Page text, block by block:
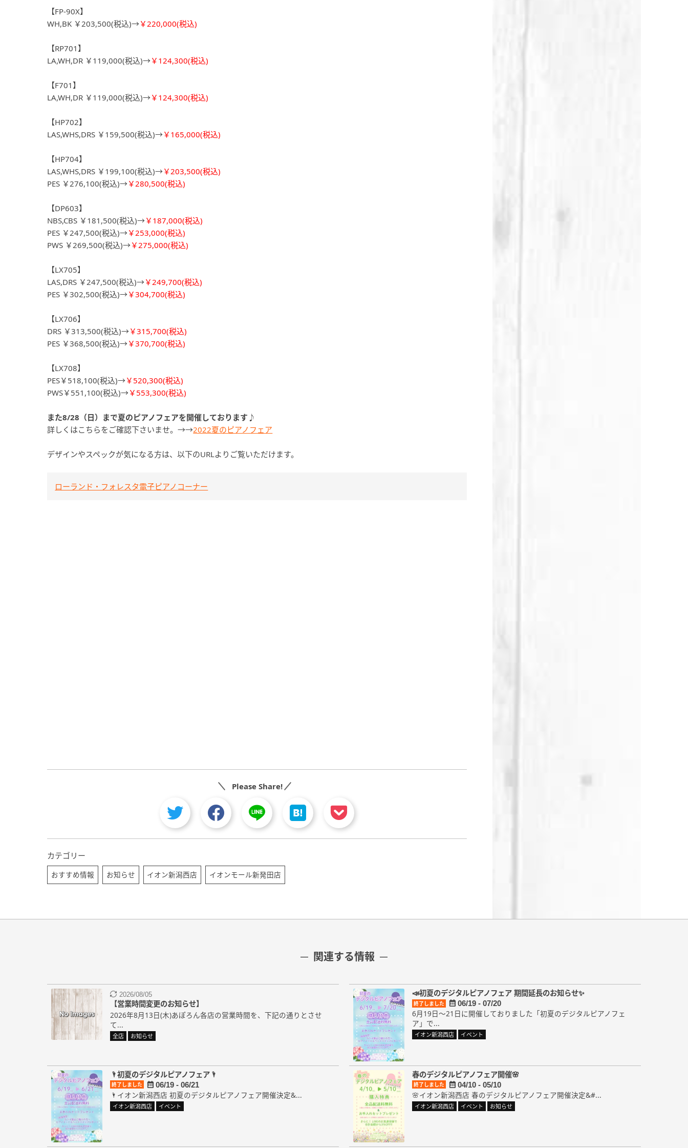
【FP-90X】
WH,BK ￥203,500(税込)→￥220,000(税込)
【RP701】
LA,WH,DR ￥119,000(税込)→￥124,300(税込)
【F701】
LA,WH,DR ￥119,000(税込)→￥124,300(税込)
【HP702】
LAS,WHS,DRS ￥159,500(税込)→￥165,000(税込)
【HP704】
LAS,WHS,DRS ￥199,100(税込)→￥203,500(税込)
PES ￥276,100(税込)→￥280,500(税込)
【DP603】
NBS,CBS ￥181,500(税込)→￥187,000(税込)
PES ￥247,500(税込)→￥253,000(税込)
PWS ￥269,500(税込)→￥275,000(税込)
【LX705】
LAS,DRS ￥247,500(税込)→￥249,700(税込)
PES ￥302,500(税込)→￥304,700(税込)
【LX706】
DRS ￥313,500(税込)→￥315,700(税込)
PES ￥368,500(税込)→￥370,700(税込)
【LX708】
PES￥518,100(税込)→￥520,300(税込)
PWS￥551,100(税込)→￥553,300(税込)
また8/28（日）まで夏のピアノフェアを開催しております♪
詳しくはこちらをご確認下さいませ。→→2022夏のピアノフェア
デザインやスペックが気になる方は、以下のURLよりご覧いただけます。
ローランド・フォレスタ電子ピアノコーナー
Please Share!
カテゴリー
おすすめ情報 お知らせ イオン新潟西店 イオンモール新発田店
関連する情報
2026/08/05
【営業時間変更のお知らせ】
2026年8月13日(木)あぽろん各店の営業時間を、下記の通りとさせ
て...
全店 お知らせ
📣初夏のデジタルピアノフェア 期間延長のお知らせ✨
終了しました 06/19 - 07/20
6月19日～21日に開催しておりました「初夏のデジタルピアノフェ
ア」で...
イオン新潟西店 イベント
🌂初夏のデジタルピアノフェア🌂
終了しました 06/19 - 06/21
🌂イオン新潟西店 初夏のデジタルピアノフェア開催決定&...
イオン新潟西店 イベント
春のデジタルピアノフェア開催🌸
終了しました 04/10 - 05/10
🌸イオン新潟西店 春のデジタルピアノフェア開催決定&#...
イオン新潟西店 イベント お知らせ